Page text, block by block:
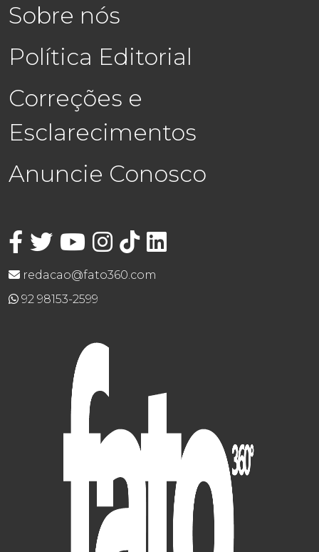
Sobre nós
Política Editorial
Correções e
Esclarecimentos
Anuncie Conosco
redacao@fato360.com
92 98153-2599